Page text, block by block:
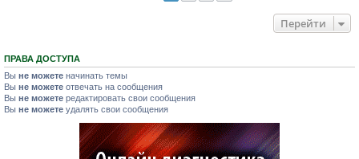
Перейти
ПРАВА ДОСТУПА
Вы не можете начинать темы
Вы не можете отвечать на сообщения
Вы не можете редактировать свои сообщения
Вы не можете удалять свои сообщения